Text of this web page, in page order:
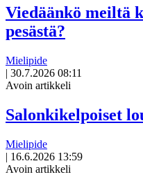
Viedäänkö meiltä
pesästä?
Mielipide
| 30.7.2026 08:11
Avoin artikkeli
Salonkikelpoiset
Mielipide
| 16.6.2026 13:59
Avoin artikkeli